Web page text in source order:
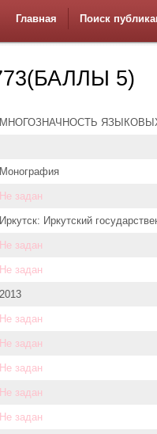
Главная Поиск
5)
МНОГОЗНАЧНОСТЬ
Монография
Не задан
Иркутск: Иркутский
Не задан
Не задан
2013
Не задан
Не задан
Не задан
Не задан
Не задан